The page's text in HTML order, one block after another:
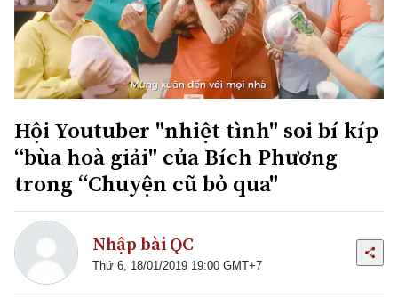
Hội Youtuber "nhiệt tình" soi bí kíp
“bùa hoà giải" của Bích Phương
trong “Chuyện cũ bỏ qua"
Nhập bài QC
Thứ 6, 18/01/2019 19:00 GMT+7